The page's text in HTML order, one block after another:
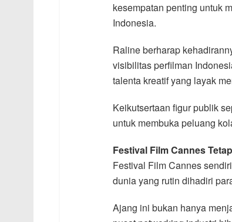
kesempatan penting untuk
Indonesia.
Raline berharap
visibilitas perfilman
talenta kreatif yang layak
Keikutsertaan figur publik
untuk membuka peluang
Festival Film Cannes
Festival Film Cannes
dunia yang rutin dihadiri
Ajang ini bukan hanya